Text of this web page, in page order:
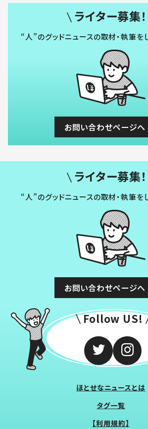
ライター募集！
“人”のグッドニュースの取材・執筆を
お問い合わせページへ
ライター募集！
“人”のグッドニュースの取材・執筆を
お問い合わせページへ
Follow US!
ほとせなニュースとは
タグ一覧
【利用規約】